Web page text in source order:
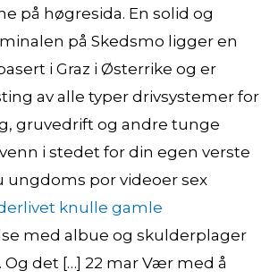
på høgresida. En solid og
på Skedsmo ligger en
i Graz i Østerrike og er
av alle typer drivsystemer for
gruvedrift og andre tunge
i stedet for din egen verste
ungdoms por videoer sex
knulle gamle
med albue og skulderplager
det […] 22 mar Vær med å